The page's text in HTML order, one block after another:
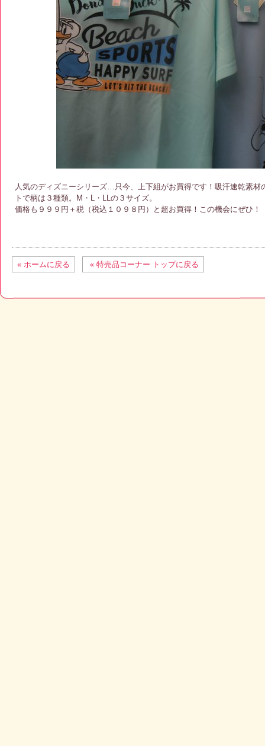
人気のディズニーシリーズ…只今、上下組がお買得です！吸汗速乾素
トで柄は３種類。M・L・LLの３サイズ。
価格も９９９円＋税（税込１０９８円）と超お買得！この機会にぜひ！
« ホームに戻る « 特売品コーナー トップに戻る